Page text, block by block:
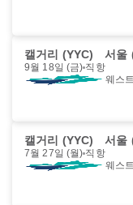
캘거리 (YYC) 서울
9월 18일 (금) 직항
웨스
캘거리 (YYC) 서울
7월 27일 (월) 직항
웨스